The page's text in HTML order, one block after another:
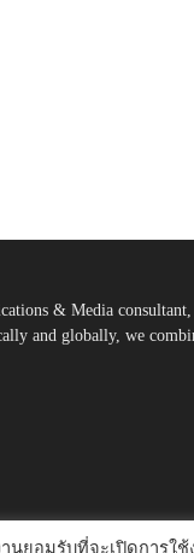
& Media
and globally, we
อมรับที่จะเปิดการใช้